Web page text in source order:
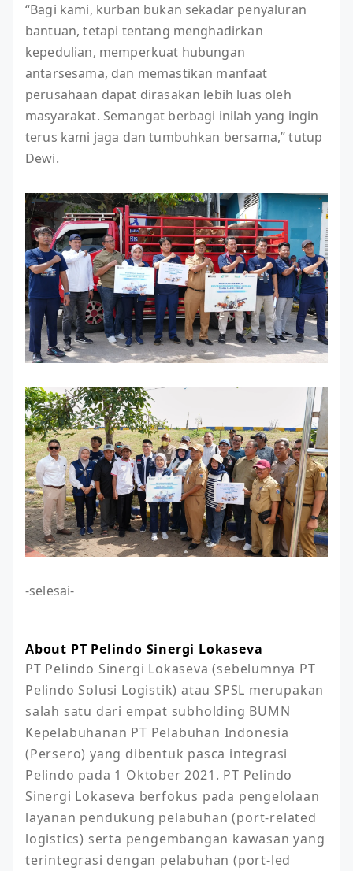
“Bagi kami, kurban bukan sekadar penyaluran
bantuan, tetapi tentang menghadirkan
kepedulian, memperkuat hubungan
antarsesama, dan memastikan manfaat
perusahaan dapat dirasakan lebih luas oleh
masyarakat. Semangat berbagi inilah yang ingin
terus kami jaga dan tumbuhkan bersama,” tutup
Dewi.
-selesai-
About PT Pelindo Sinergi Lokaseva
PT Pelindo Sinergi Lokaseva (sebelumnya PT
Pelindo Solusi Logistik) atau SPSL merupakan
salah satu dari empat subholding BUMN
Kepelabuhanan PT Pelabuhan Indonesia
(Persero) yang dibentuk pasca integrasi
Pelindo pada 1 Oktober 2021. PT Pelindo
Sinergi Lokaseva berfokus pada pengelolaan
layanan pendukung pelabuhan (port-related
logistics) serta pengembangan kawasan yang
terintegrasi dengan pelabuhan (port-led